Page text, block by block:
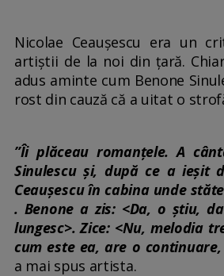
Nicolae Ceaușescu era un
artiștii de la noi din țară.
adus aminte cum Benone
rost din cauză că a uitat o
”Îi plăceau romanțele. A
Sinulescu şi, după ce a ieşit
Ceauşescu în cabina unde
. Benone a zis: <Da, o ştiu,
lungesc>. Zice: <Nu, melodia
cum este ea, are o
a mai spus artista.